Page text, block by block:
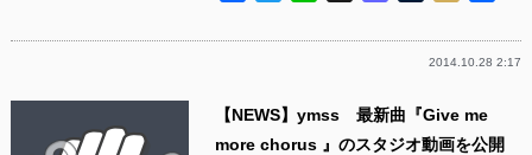
2014.10.28 2:17
【NEWS】ymss 最新曲『Give me
more chorus 』のスタジオ動画を公開